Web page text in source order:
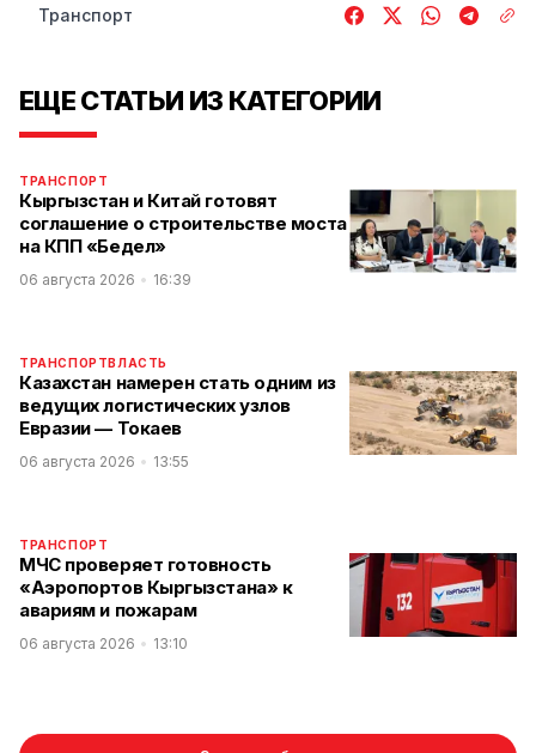
Транспорт
ЕЩЕ СТАТЬИ ИЗ КАТЕГОРИИ
ТРАНСПОРТ
Кыргызстан и Китай готовят
соглашение о строительстве моста
на КПП «Бедел»
06 августа 2026 16:39
ТРАНСПОРТВЛАСТЬ
Казахстан намерен стать одним из
ведущих логистических узлов
Евразии — Токаев
06 августа 2026 13:55
ТРАНСПОРТ
МЧС проверяет готовность
«Аэропортов Кыргызстана» к
авариям и пожарам
06 августа 2026 13:10